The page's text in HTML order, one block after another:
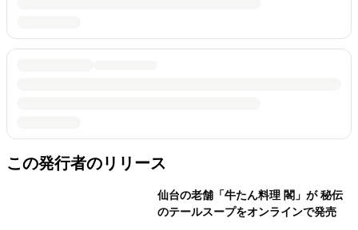
この発行者のリリース
仙台の老舗「牛たん料理 閣」が 秘伝
のテールスープをオンラインで発売